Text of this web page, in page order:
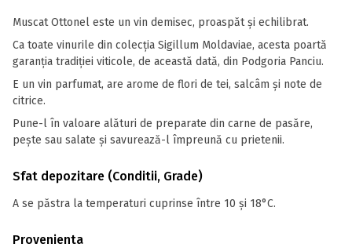
Muscat Ottonel este un vin demisec, proaspăt și echilibrat.
Ca toate vinurile din colecția Sigillum Moldaviae, acesta poartă
garanția tradiției viticole, de această dată, din Podgoria Panciu.
E un vin parfumat, are arome de flori de tei, salcâm și note de
citrice.
Pune-l în valoare alături de preparate din carne de pasăre,
pește sau salate și savurează-l împreună cu prietenii.
Sfat depozitare (Conditii, Grade)
A se păstra la temperaturi cuprinse între 10 și 18°C.
Provenienta